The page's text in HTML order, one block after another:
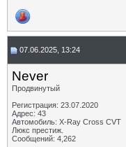
07.06.2025, 13:24
Never
Продвинутый
Регистрация: 23.07.2020
Адрес: 43
Автомобиль: X-Ray Cross CVT
Люкс престиж.
Сообщений: 4,262